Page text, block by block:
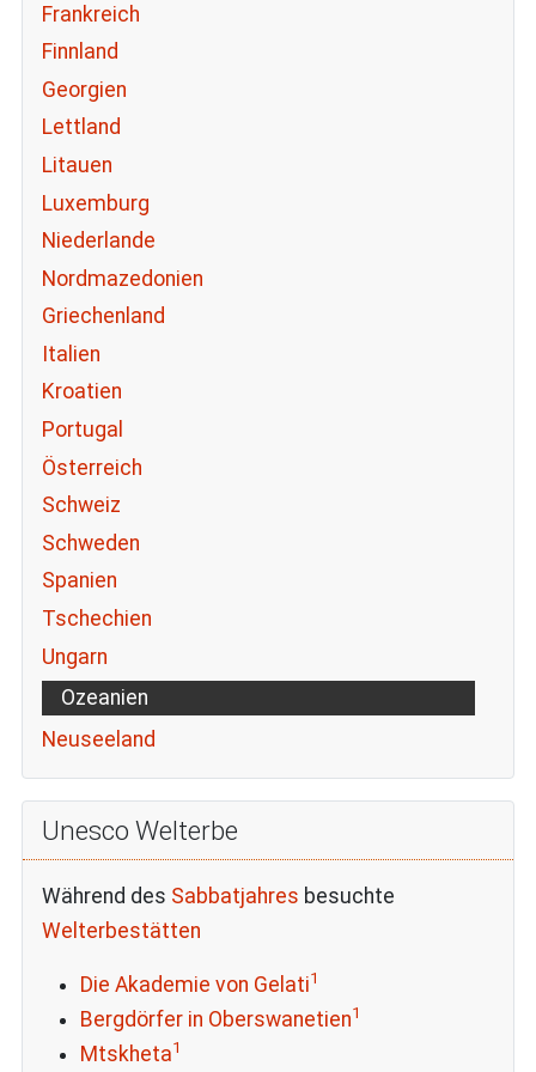
Frankreich
Finnland
Georgien
Lettland
Litauen
Luxemburg
Niederlande
Nordmazedonien
Griechenland
Italien
Kroatien
Portugal
Österreich
Schweiz
Schweden
Spanien
Tschechien
Ungarn
Ozeanien
Neuseeland
Unesco Welterbe
Während des Sabbatjahres besuchte
Welterbestätten
Die Akademie von Gelati1
Bergdörfer in Oberswanetien1
Mtskheta1